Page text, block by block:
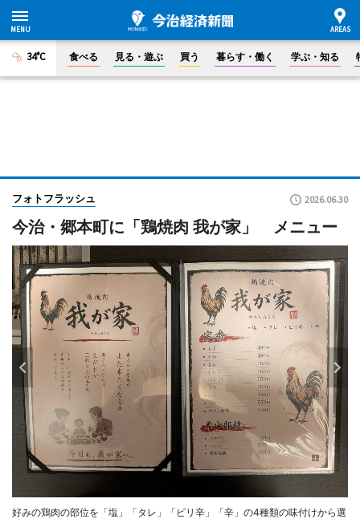
34°C 食べる 見る・遊ぶ 買う 暮らす・働く 学ぶ・知る
フォトフラッシュ 2026.06.30
今治・郷本町に「鶏焼肉 我が家」 メニュー
好みの鶏肉の部位を「塩」「タレ」「ピリ辛」「辛」の4種類の味付けから選